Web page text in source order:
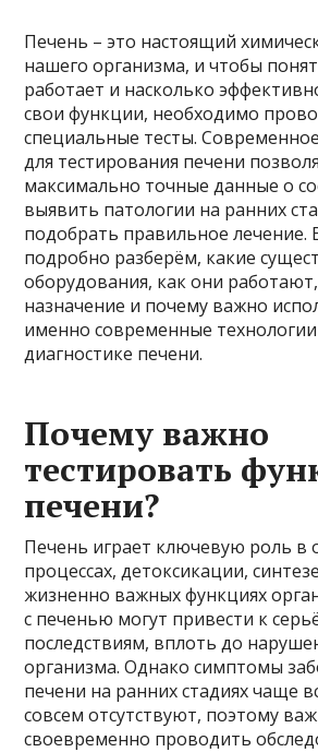
Печень – это настоящий
нашего организма, и чтобы
работает и насколько
свои функции, необходимо
специальные тесты.
для тестирования печени
максимально точные данные о
выявить патологии на ранних
подобрать правильное лечение.
подробно разберём, какие
оборудования, как они
назначение и почему важно
именно современные
диагностике печени.
Почему важно
тестировать
печени?
Печень играет ключевую роль в
процессах, детоксикации,
жизненно важных функциях
с печенью могут привести к
последствиям, вплоть до
организма. Однако симптомы
печени на ранних стадиях чаще
совсем отсутствуют, поэтому
своевременно проводить